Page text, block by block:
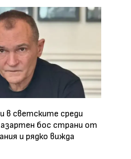
в светските среди
бос страни от
и рядко вижда